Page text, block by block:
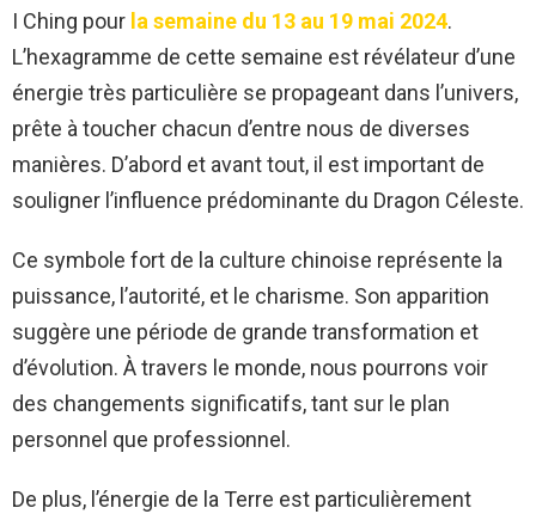
I Ching pour la semaine du 13 au 19 mai 2024.
L’hexagramme de cette semaine est révélateur d’une
énergie très particulière se propageant dans l’univers,
prête à toucher chacun d’entre nous de diverses
manières. D’abord et avant tout, il est important de
souligner l’influence prédominante du Dragon Céleste.
Ce symbole fort de la culture chinoise représente la
puissance, l’autorité, et le charisme. Son apparition
suggère une période de grande transformation et
d’évolution. À travers le monde, nous pourrons voir
des changements significatifs, tant sur le plan
personnel que professionnel.
De plus, l’énergie de la Terre est particulièrement